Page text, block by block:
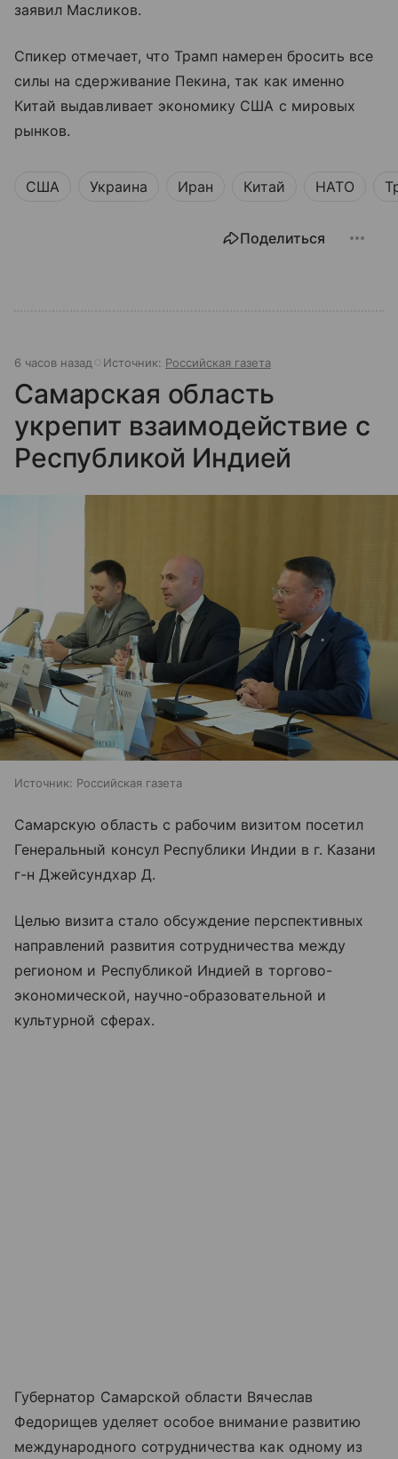
заявил Масликов.
Спикер отмечает, что Трамп намерен бросить все
силы на сдерживание Пекина, так как именно
Китай выдавливает экономику США с мировых
рынков.
США Украина Иран Китай НАТО
Поделиться
6 часов назад Источник: Российская газета
Самарская область
укрепит взаимодействие с
Республикой Индией
Источник: Российская газета
Самарскую область с рабочим визитом посетил
Генеральный консул Республики Индии в г. Казани
г-н Джейсундхар Д.
Целью визита стало обсуждение перспективных
направлений развития сотрудничества между
регионом и Республикой Индией в торгово-
экономической, научно-образовательной и
культурной сферах.
Губернатор Самарской области Вячеслав
Федорищев уделяет особое внимание развитию
международного сотрудничества как одному из